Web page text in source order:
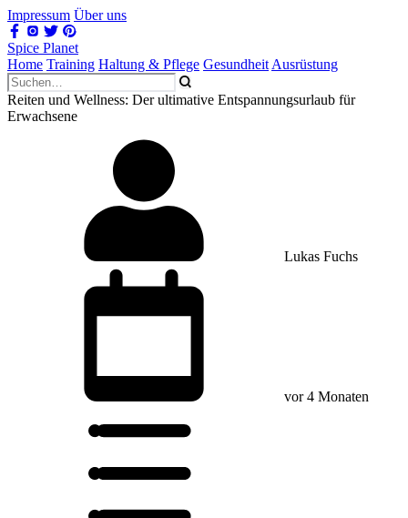
Impressum Über uns
Spice Planet
Home Training Haltung & Pflege Gesundheit Ausrüstung
Reiten und Wellness: Der ultimative Entspannungsurlaub für
Erwachsene
Lukas Fuchs
vor 4 Monaten